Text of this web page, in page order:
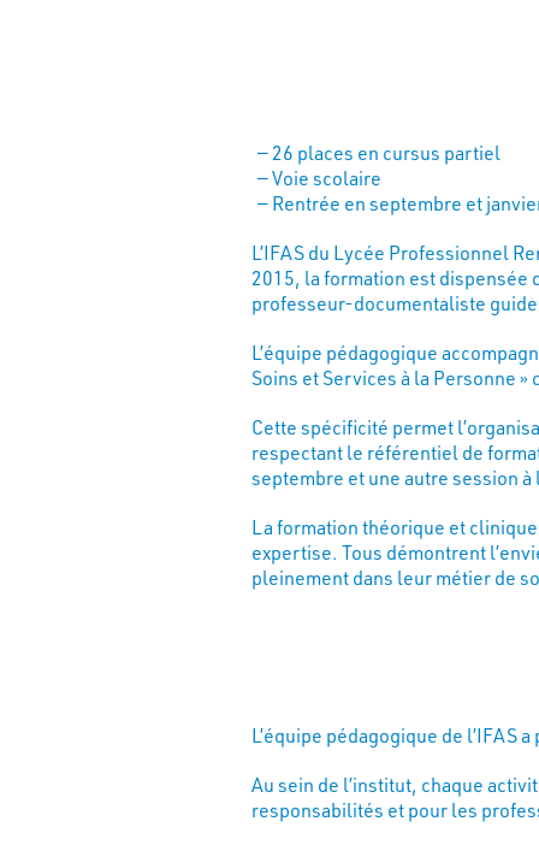
26 places en cursus partiel
Voie scolaire
Rentrée en septembre et
L’IFAS du Lycée Professionnel
2015, la formation est dispensée
professeur-documentaliste
L’équipe pédagogique
Soins et Services à la Personne
Cette spécificité permet
respectant le référentiel de
septembre et une autre session
La formation théorique et
expertise. Tous démontrent
pleinement dans leur métier de
L’équipe pédagogique de l’IFAS
Au sein de l’institut, chaque
responsabilités et pour les